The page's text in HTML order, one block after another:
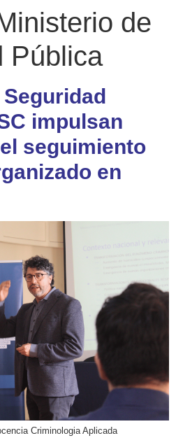
de
Pública
impulsan
seguimiento
en
Criminologia Aplicada